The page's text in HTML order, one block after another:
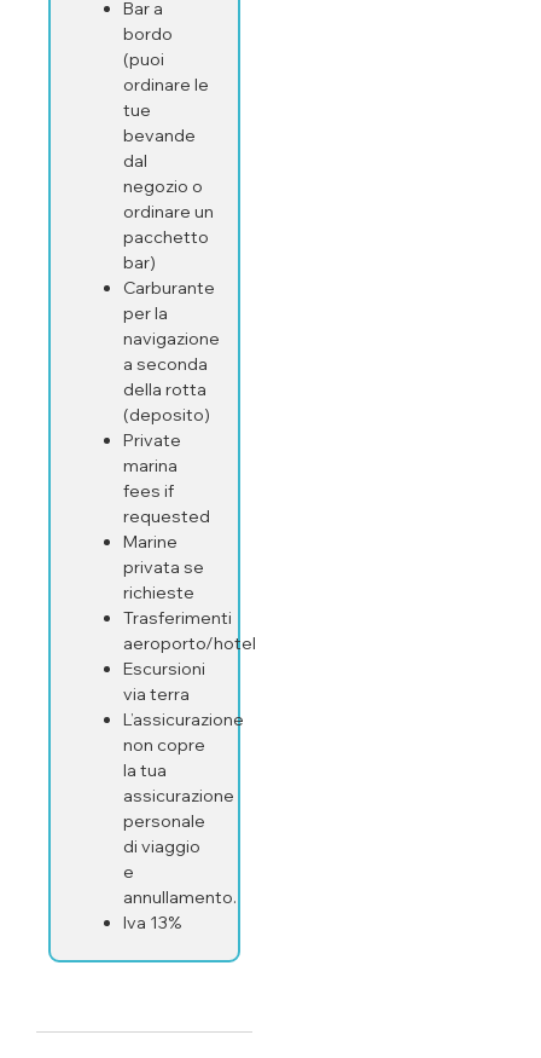
Bar a
bordo
(puoi
ordinare le
tue
bevande
dal
negozio o
ordinare un
pacchetto
bar)
Carburante
per la
navigazione
a seconda
della rotta
(deposito)
Private
marina
fees if
requested
Marine
privata se
richieste
Trasferimenti
aeroporto/hotel
Escursioni
via terra
L’assicurazione
non copre
la tua
assicurazione
personale
di viaggio
e
annullamento.
Iva 13%